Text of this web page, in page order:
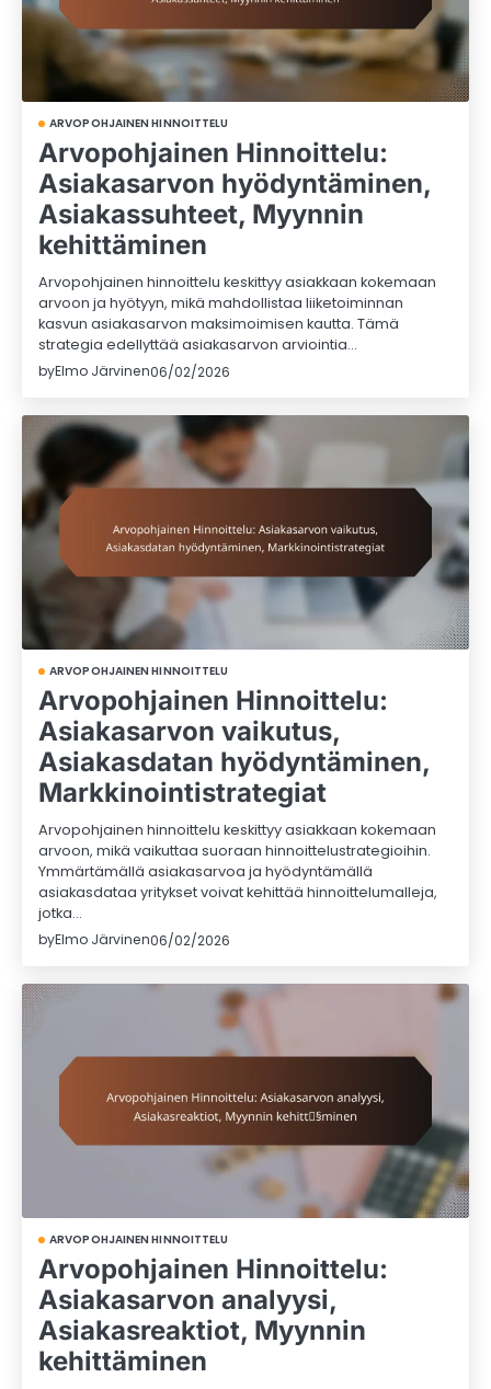
ARVOPOHJAINEN HINNOITTELU
Arvopohjainen Hinnoittelu:
Asiakasarvon hyödyntäminen,
Asiakassuhteet, Myynnin
kehittäminen
Arvopohjainen hinnoittelu keskittyy asiakkaan kokemaan
arvoon ja hyötyyn, mikä mahdollistaa liiketoiminnan
kasvun asiakasarvon maksimoimisen kautta. Tämä
strategia edellyttää asiakasarvon arviointia…
byElmo Järvinen06/02/2026
ARVOPOHJAINEN HINNOITTELU
Arvopohjainen Hinnoittelu:
Asiakasarvon vaikutus,
Asiakasdatan hyödyntäminen,
Markkinointistrategiat
Arvopohjainen hinnoittelu keskittyy asiakkaan kokemaan
arvoon, mikä vaikuttaa suoraan hinnoittelustrategioihin.
Ymmärtämällä asiakasarvoa ja hyödyntämällä
asiakasdataa yritykset voivat kehittää hinnoittelumalleja,
jotka…
byElmo Järvinen06/02/2026
ARVOPOHJAINEN HINNOITTELU
Arvopohjainen Hinnoittelu:
Asiakasarvon analyysi,
Asiakasreaktiot, Myynnin
kehittäminen